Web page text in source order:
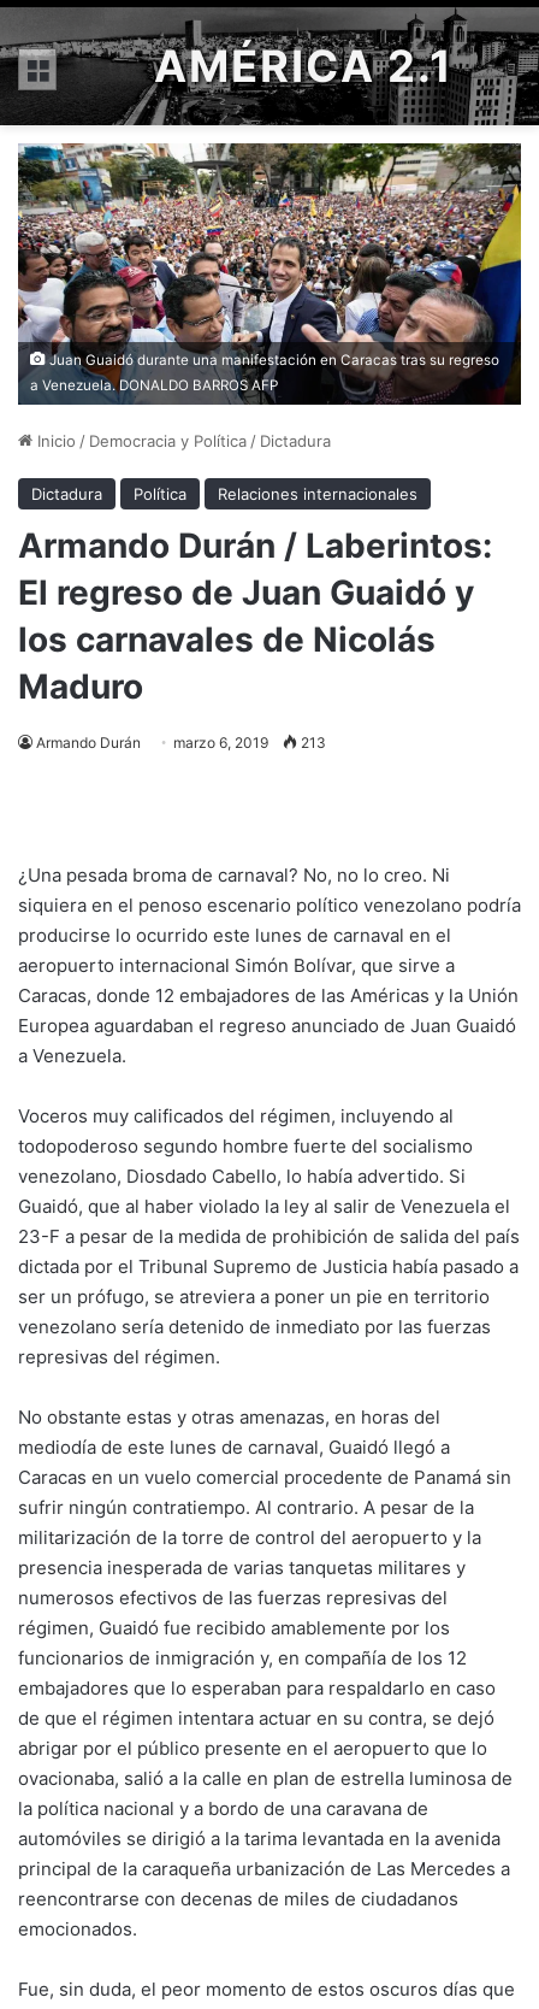
Menú AMÉRICA 2.1
Juan Guaidó durante una manifestación en Caracas tras su regreso
a Venezuela. DONALDO BARROS AFP
Inicio / Democracia y Política / Dictadura
Dictadura Política Relaciones internacionales
Armando Durán / Laberintos:
El regreso de Juan Guaidó y
los carnavales de Nicolás
Maduro
Armando Durán marzo 6, 2019 213
¿Una pesada broma de carnaval? No, no lo creo. Ni
siquiera en el penoso escenario político venezolano podría
producirse lo ocurrido este lunes de carnaval en el
aeropuerto internacional Simón Bolívar, que sirve a
Caracas, donde 12 embajadores de las Américas y la Unión
Europea aguardaban el regreso anunciado de Juan Guaidó
a Venezuela.
Voceros muy calificados del régimen, incluyendo al
todopoderoso segundo hombre fuerte del socialismo
venezolano, Diosdado Cabello, lo había advertido. Si
Guaidó, que al haber violado la ley al salir de Venezuela el
23-F a pesar de la medida de prohibición de salida del país
dictada por el Tribunal Supremo de Justicia había pasado a
ser un prófugo, se atreviera a poner un pie en territorio
venezolano sería detenido de inmediato por las fuerzas
represivas del régimen.
No obstante estas y otras amenazas, en horas del
mediodía de este lunes de carnaval, Guaidó llegó a
Caracas en un vuelo comercial procedente de Panamá sin
sufrir ningún contratiempo. Al contrario. A pesar de la
militarización de la torre de control del aeropuerto y la
presencia inesperada de varias tanquetas militares y
numerosos efectivos de las fuerzas represivas del
régimen, Guaidó fue recibido amablemente por los
funcionarios de inmigración y, en compañía de los 12
embajadores que lo esperaban para respaldarlo en caso
de que el régimen intentara actuar en su contra, se dejó
abrigar por el público presente en el aeropuerto que lo
ovacionaba, salió a la calle en plan de estrella luminosa de
la política nacional y a bordo de una caravana de
automóviles se dirigió a la tarima levantada en la avenida
principal de la caraqueña urbanización de Las Mercedes a
reencontrarse con decenas de miles de ciudadanos
emocionados.
Fue, sin duda, el peor momento de estos oscuros días que